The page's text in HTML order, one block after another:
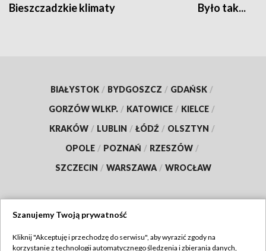
Bieszczadzkie klimaty Było tak...
BIAŁYSTOK / BYDGOSZCZ / GDAŃSK /
GORZÓW WLKP. / KATOWICE / KIELCE /
KRAKÓW / LUBLIN / ŁÓDŹ / OLSZTYN /
OPOLE / POZNAŃ / RZESZÓW /
SZCZECIN / WARSZAWA / WROCŁAW
Szanujemy Twoją prywatność
Kliknij "Akceptuję i przechodzę do serwisu", aby wyrazić zgody na
korzystanie z technologii automatycznego śledzenia i zbierania danych,